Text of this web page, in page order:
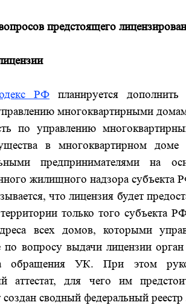
предстоящего
РФ планируется
многоквартирными
по управлению
в многоквартирном доме
предпринимателями на
жилищного надзора субъекта
что лицензия будет
только того субъекта
всех домов, которыми
вопросу выдачи лицензии
обращения УК.
При этом
аттестат, для чего им
создан сводный федеральный